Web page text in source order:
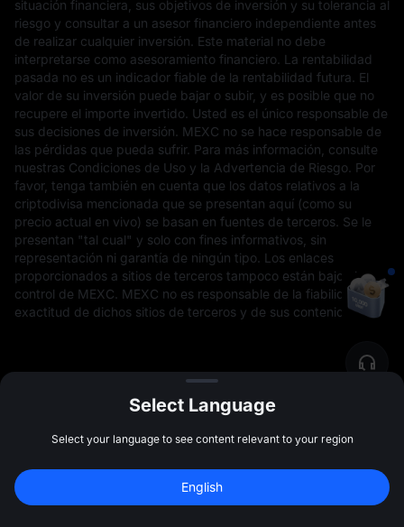
situación financiera, sus objetivos de inversión y su tolerancia al
riesgo y consultar a un asesor financiero independiente antes
de realizar cualquier inversión. Este material no debe
interpretarse como asesoramiento financiero. La rentabilidad
pasada no es un indicador fiable de la rentabilidad futura. El
valor de su inversión puede bajar o subir, y es posible que no
recupere el importe invertido. Usted es el único responsable de
sus decisiones de inversión. MEXC no se hace responsable de
las pérdidas que pueda sufrir. Para más información, consulte
nuestras Condiciones de Uso y la Advertencia de Riesgo. Por
favor, tenga también en cuenta que los datos relativos a la
criptodivisa mencionada que se presentan aquí (como su
precio actual en vivo) se basan en fuentes de terceros. Se le
presentan "tal cual" y solo con fines informativos, sin
representación ni garantía de ningún tipo. Los enlaces
proporcionados a sitios de terceros tampoco están bajo el
control de MEXC. MEXC no es responsable de la fiabilidad y
exactitud de dichos sitios de terceros y de sus contenidos.
Comunidad
Regístrate y gana 10,000 USDT en
Select Language
Select your language to see content relevant to your region
English